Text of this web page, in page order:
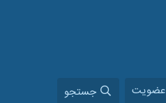
عضویت جستجو